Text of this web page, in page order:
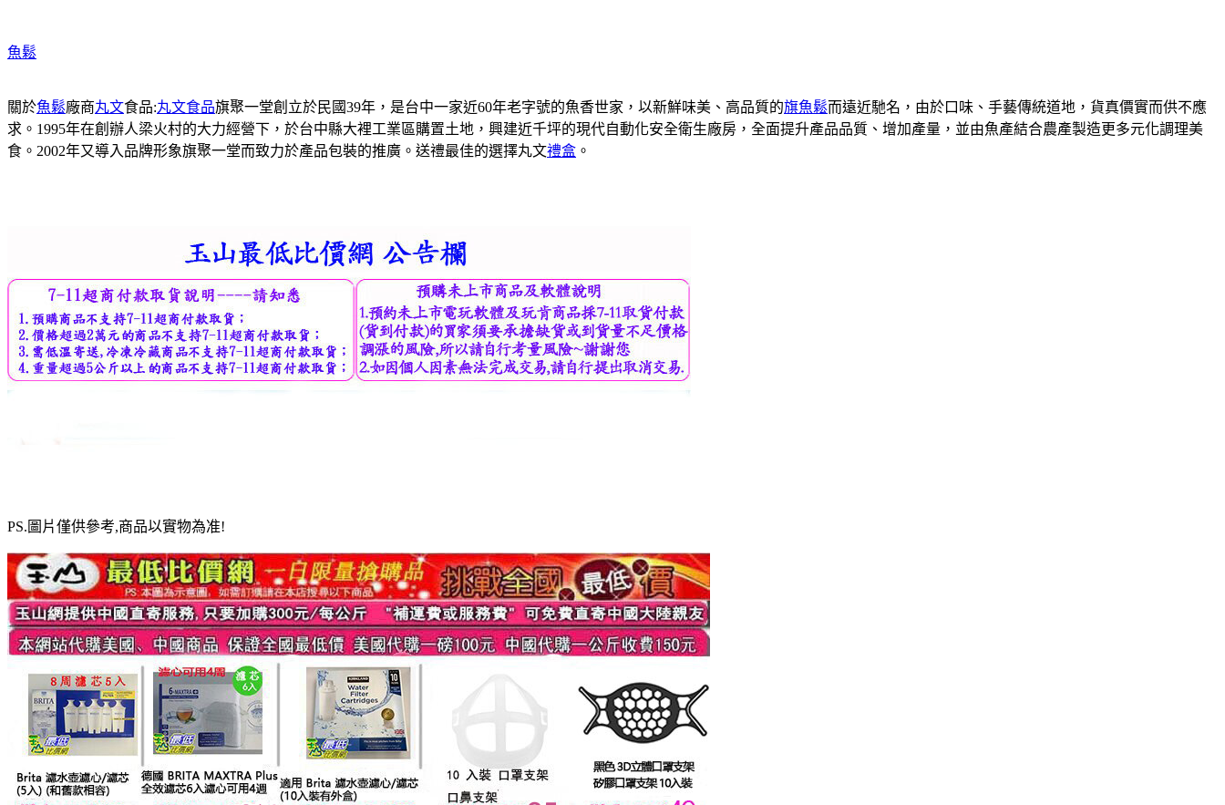
魚鬆
關於魚鬆廠商丸文食品:丸文食品旗聚一堂創立於民國39年，是台中一家近60年老字號的魚香世家，以新鮮味美、高品質的旗魚鬆而遠近馳名，由於口味、手藝傳統道地，貨真價實而供不應
求。1995年在創辦人梁火村的大力經營下，於台中縣大裡工業區購置土地，興建近千坪的現代自動化安全衛生廠房，全面提升產品品質、增加產量，並由魚產結合農產製造更多元化調理美
食。2002年又導入品牌形象旗聚一堂而致力於產品包裝的推廣。送禮最佳的選擇丸文禮盒 。
PS.圖片僅供參考,商品以實物為准!